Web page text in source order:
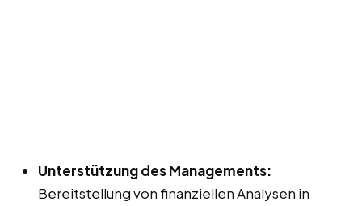
Unterstützung des Managements:
Bereitstellung von finanziellen Analysen in